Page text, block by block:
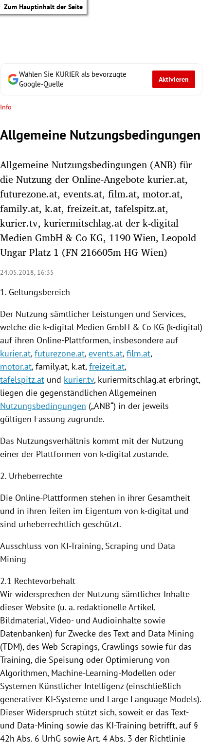
Zum Hauptinhalt der Seite
Untermenü
Untermenü
Untermenü
Untermenü
Untermenü
Untermenü
Untermenü
Untermenü
Untermenü
Untermenü
Wählen Sie KURIER als bevorzugte
Google-Quelle
Aktivieren
Info
Allgemeine Nutzungsbedingungen
Allgemeine Nutzungsbedingungen (ANB) für
die Nutzung der Online-Angebote kurier.at,
futurezone.at, events.at, film.at, motor.at,
family.at, k.at, freizeit.at, tafelspitz.at,
kurier.tv, kuriermitschlag.at der k-digital
Medien GmbH & Co KG, 1190 Wien, Leopold
Ungar Platz 1 (FN 216605m HG Wien)
24.05.2018, 16:35
1. Geltungsbereich
Der Nutzung sämtlicher Leistungen und Services,
welche die k-digital Medien GmbH & Co KG (k-digital)
auf ihren Online-Plattformen, insbesondere auf
kurier.at, futurezone.at, events.at, film.at,
motor.at, family.at, k.at, freizeit.at,
tafelspitz.at und kurier.tv, kuriermitschlag.at erbringt,
liegen die gegenständlichen Allgemeinen
Nutzungsbedingungen („ANB“) in der jeweils
gültigen Fassung zugrunde.
Das Nutzungsverhältnis kommt mit der Nutzung
einer der Plattformen von k-digital zustande.
2. Urheberrechte
Die Online-Plattformen stehen in ihrer Gesamtheit
und in ihren Teilen im Eigentum von k-digital und
sind urheberrechtlich geschützt.
Ausschluss von KI-Training, Scraping und Data
Mining
2.1 Rechtevorbehalt
Wir widersprechen der Nutzung sämtlicher Inhalte
dieser Website (u. a. redaktionelle Artikel,
Bildmaterial, Video- und Audioinhalte sowie
Datenbanken) für Zwecke des Text and Data Mining
(TDM), des Web-Scrapings, Crawlings sowie für das
Training, die Speisung oder Optimierung von
Algorithmen, Machine-Learning-Modellen oder
Systemen Künstlicher Intelligenz (einschließlich
generativer KI-Systeme und Large Language Models).
Dieser Widerspruch stützt sich, soweit er das Text-
und Data-Mining sowie das KI-Training betrifft, auf §
42h Abs. 6 UrhG sowie Art. 4 Abs. 3 der Richtlinie